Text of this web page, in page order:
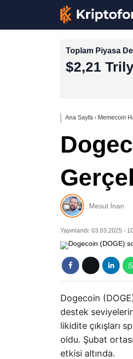
Toplam Piyasa
$2,21
Ana Sayfa › Memecoin
Mesut İnan
Yayınlandı: 03.03.2025 -
Dogecoin
destek
likidite çıkışları
oldu. Şubat
etkisi altında.